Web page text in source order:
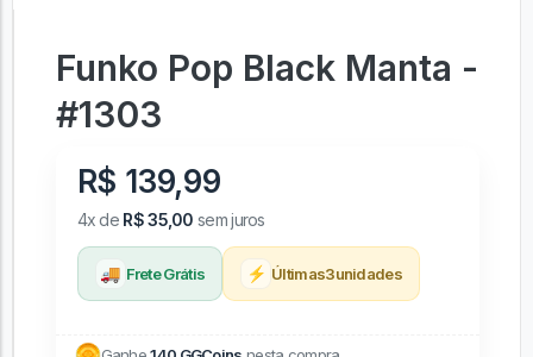
Funko Pop Black Manta -
#1303
R$ 139,99
4x de R$ 35,00 sem juros
🚚 Frete Grátis ⚡ Últimas3unidades